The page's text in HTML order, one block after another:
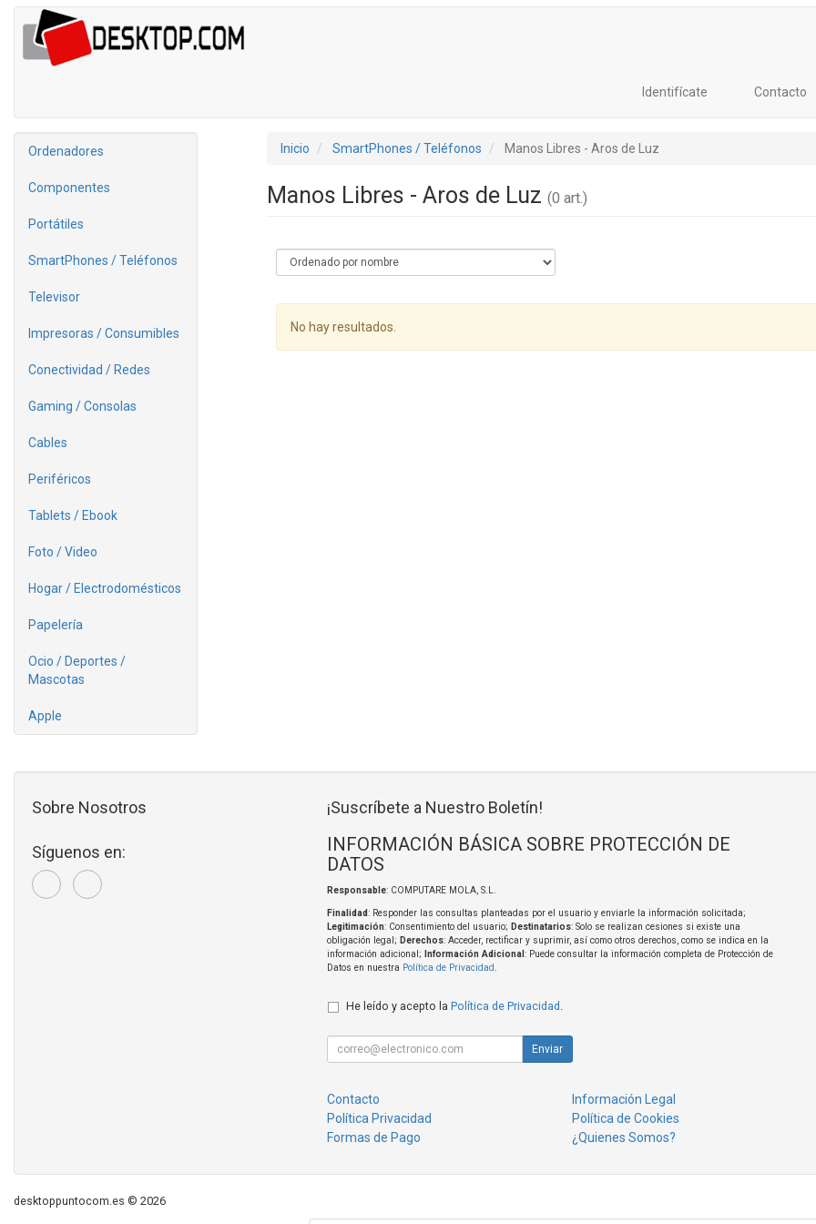
Identifícate Contacto
Ordenadores
Componentes
Portátiles
SmartPhones / Teléfonos
Televisor
Impresoras / Consumibles
Conectividad / Redes
Gaming / Consolas
Cables
Periféricos
Tablets / Ebook
Foto / Video
Hogar / Electrodomésticos
Papelería
Ocio / Deportes /
Mascotas
Apple
Inicio SmartPhones / Teléfonos Manos Libres - Aros de Luz
Manos Libres - Aros de Luz (0 art.)
No hay resultados.
Sobre Nosotros
Síguenos en:
¡Suscríbete a Nuestro Boletín!
INFORMACIÓN BÁSICA SOBRE PROTECCIÓN DE
DATOS
Responsable: COMPUTARE MOLA, S.L.
Finalidad: Responder las consultas planteadas por el usuario y enviarle la información solicitada;
Legitimación: Consentimiento del usuario; Destinatarios: Solo se realizan cesiones si existe una
obligación legal; Derechos: Acceder, rectificar y suprimir, así como otros derechos, como se indica en la
información adicional;
Información Adicional : Puede consultar la información completa de Protección de
Datos en nuestra Política de Privacidad
He leído y acepto la Política de Privacidad .
Enviar
Contacto
Información Legal
Política Privacidad
Política de Cookies
Formas de Pago
¿Quienes Somos?
desktoppuntocom.es © 2026